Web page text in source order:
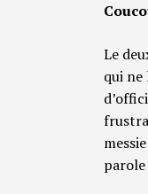
Le
qui ne